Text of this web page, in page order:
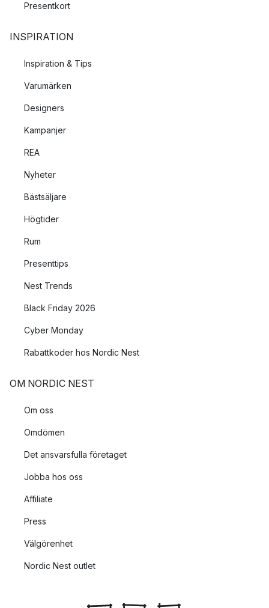
Presentkort
INSPIRATION
Inspiration & Tips
Varumärken
Designers
Kampanjer
REA
Nyheter
Bästsäljare
Högtider
Rum
Presenttips
Nest Trends
Black Friday 2026
Cyber Monday
Rabattkoder hos Nordic Nest
OM NORDIC NEST
Om oss
Omdömen
Det ansvarsfulla företaget
Jobba hos oss
Affiliate
Press
Välgörenhet
Nordic Nest outlet